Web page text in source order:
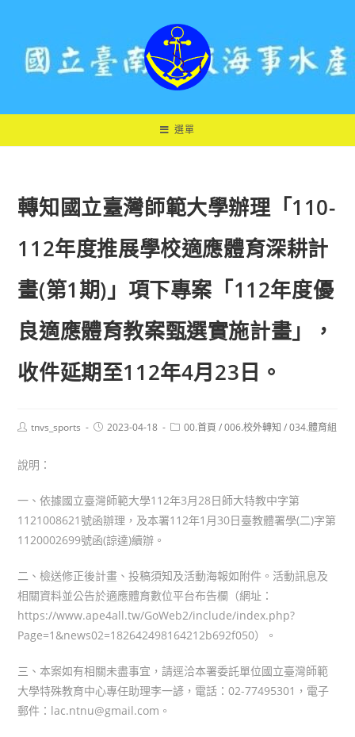
選單
轉知國立臺灣師範大學辦理「110-
112年度推展學校適應體育深耕計
畫(第1期)」項下專案「112年度優
良適應體育教案甄選實施計畫」，
收件延期至112年4月23日。
Posttnvs_sports
Post2023-04-18
Post00.首頁 / 006.校外轉知 / 034.體育組
說明：
一、依據國立臺灣師範大學112年3月28日師大特教中字第
1121008621號函辦理，及本署112年1月30日臺教體署學(二)字第
1120002699號函(諒達)續辦。
二、檢送修正後計畫、投稿須知及活動海報如附件。活動訊息及
相關資料並公告於適應體育數位平台布告欄（網址：
https://www.ape4all.tw/GoWeb2/include/index.php?
Page=1&news02=182642498164212b692f050）。
三、本案如有相關未盡事宜，請逕洽本署委託單位國立臺灣師範
大學特殊教育中心專任助理李一諺，電話：02-77495301，電子
郵件：lac.ntnu@gmail.com。